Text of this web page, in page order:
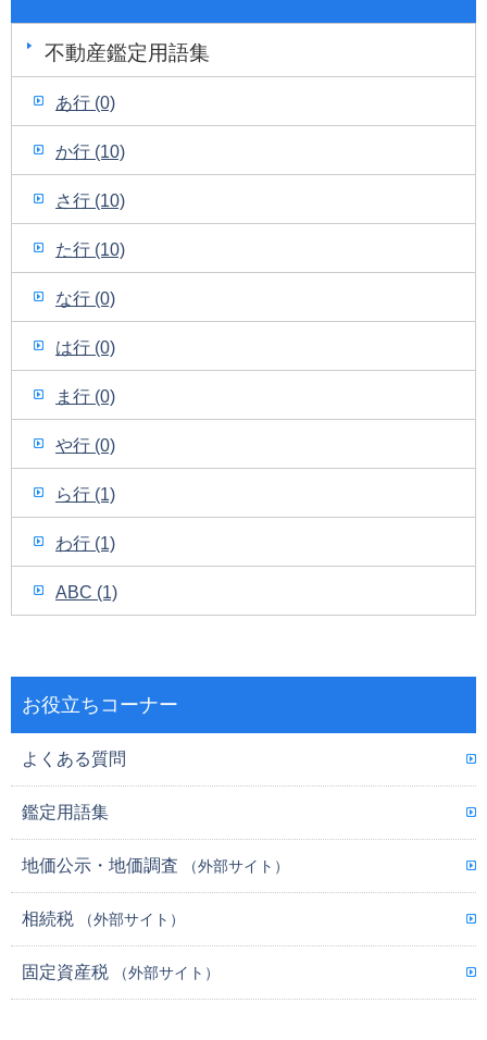
不動産鑑定用語集
あ行 (0)
か行 (10)
さ行 (10)
た行 (10)
な行 (0)
は行 (0)
ま行 (0)
や行 (0)
ら行 (1)
わ行 (1)
ABC (1)
お役立ちコーナー
よくある質問
鑑定用語集
地価公示・地価調査 （外部サイト）
相続税 （外部サイト）
固定資産税 （外部サイト）